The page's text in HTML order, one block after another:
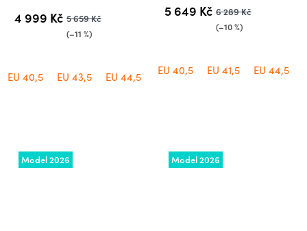
4 999 Kč 5 659 Kč
(–11 %)
EU 40,5 EU 43,5 EU 44,5
5
5 649 Kč 6 289 Kč
(–10 %)
EU 40,5 EU 41,5 EU 44,5
Model 2026 Model 2026